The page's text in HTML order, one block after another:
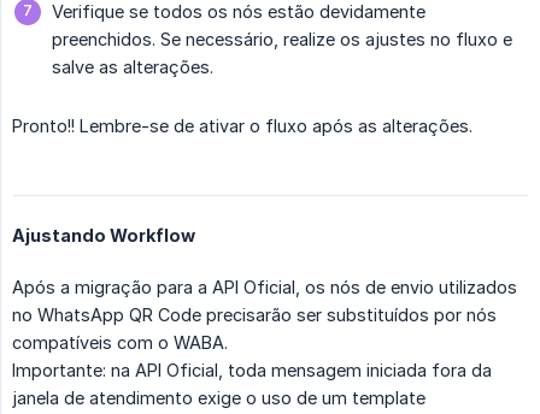
Verifique se todos os nós estão devidamente
preenchidos. Se necessário, realize os ajustes no fluxo e
salve as alterações.
Pronto!! Lembre-se de ativar o fluxo após as alterações.
Ajustando Workflow
Após a migração para a API Oficial, os nós de envio utilizados
no WhatsApp QR Code precisarão ser substituídos por nós
compatíveis com o WABA.
Importante: na API Oficial, toda mensagem iniciada fora da
janela de atendimento exige o uso de um template